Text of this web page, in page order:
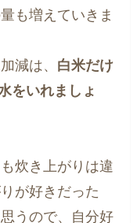
も増えていきま
減は、 白米だけ
をいれましょ
炊き上がりは違
が好きだった
うので、自分好